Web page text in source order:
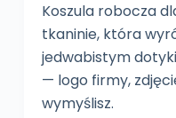
Koszula robocza
tkaninie, która
jedwabistym
— logo firmy,
wymyślisz.